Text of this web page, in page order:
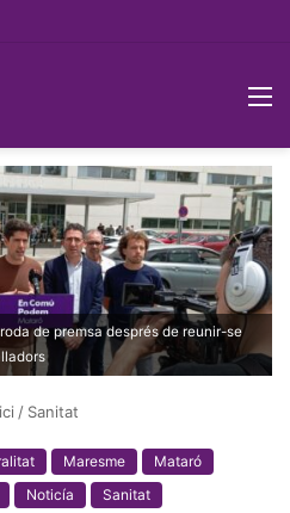
de premsa després de reunir-se
/ Sanitat
Maresme
Mataró
Noticía Sanitat